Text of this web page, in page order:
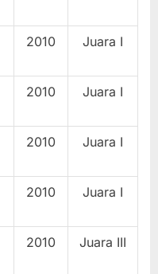
2010 Juara I
2010 Juara I
2010 Juara I
2010 Juara I
2010 Juara III